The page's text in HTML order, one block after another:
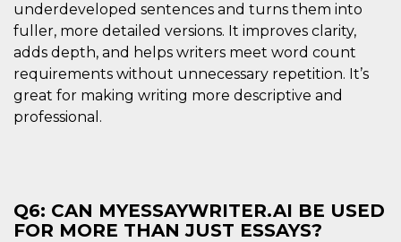
underdeveloped sentences and turns them into
fuller, more detailed versions. It improves clarity,
adds depth, and helps writers meet word count
requirements without unnecessary repetition. It’s
great for making writing more descriptive and
professional.
Q6: CAN MYESSAYWRITER.AI BE USED
FOR MORE THAN JUST ESSAYS?